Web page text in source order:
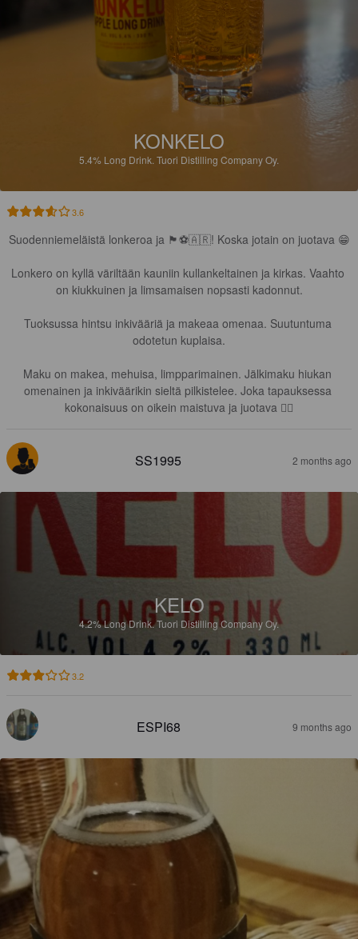
KONKELO
5.4% Long Drink. Tuori Distilling Company Oy.
3.6
Suodenniemeläistä lonkeroa ja 🏴󠁧󠁢󠁥󠁮󠁧󠁿⚽️🇦🇷! Koska jotain on juotava 😁
Lonkero on kyllä väriltään kauniin kullankeltainen ja kirkas. Vaahto
on kiukkuinen ja limsamaisen nopsasti kadonnut.
Tuoksussa hintsu inkivääriä ja makeaa omenaa. Suutuntuma
odotetun kuplaisa.
Maku on makea, mehuisa, limpparimainen. Jälkimaku hiukan
omenainen ja inkiväärikin sieltä pilkistelee. Joka tapauksessa
kokonaisuus on oikein maistuva ja juotava 👍🏻
SS1995 2 months ago
KELO
4.2%Long Drink.Tuori Distilling Company Oy.
3.2
ESPI68 9 months ago